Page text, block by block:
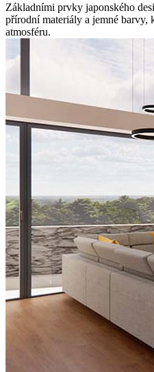
Základními prvky japonského
přírodní materiály a jemné
atmosféru.